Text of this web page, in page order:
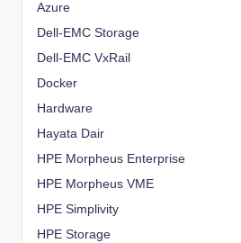
Azure
Dell-EMC Storage
Dell-EMC VxRail
Docker
Hardware
Hayata Dair
HPE Morpheus Enterprise
HPE Morpheus VME
HPE Simplivity
HPE Storage